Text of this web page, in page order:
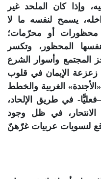
وإذا كان الملحد غير
يسمح لنفسه ما لا
محظورات أو محرّمات؛
المحظور، وتكسر
المجتمع وأسوار الشرع
زعزعة الإيمان في قلوب
الغربية والخطط
في طريق الإلحاد،
الانتحار، في ظل وجود
لنسويات عربيات غرّهنّ